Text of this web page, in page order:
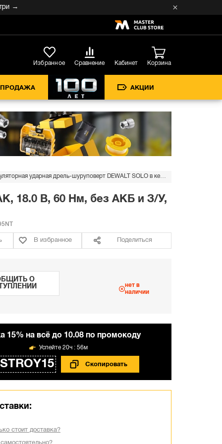
Избранное Сравнение Кабинет Корзина
АКЦИИ
18.0 В, 60 Нм, без АКБ и З/У,
В избранное Поделиться
О
нет в
наличии
15% на всё до 10.08 по промокоду
20ч : 56м
стоит доставка?